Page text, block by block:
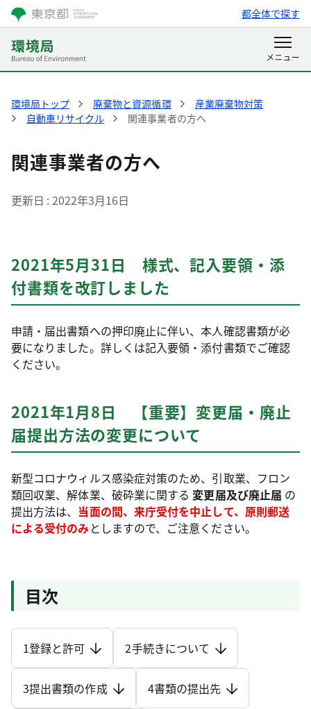
都全体で探す
環境局トップ 廃棄物と資源循環
産業廃棄物対策
自動車リサイクル
関連事業者の方へ
関連事業者の方へ
更新日 2022年3月16日
2021年5月31日 様式、記入要領・添
付書類を改訂しました
申請・届出書類への押印廃止に伴い、本人確認書類が必
要になりました。詳しくは記入要領・添付書類でご確認
ください。
2021年1月8日 【重要】変更届・廃止
届提出方法の変更について
新型コロナウィルス感染症対策のため、引取業、フロン
類回収業、解体業、破砕業に関する 変更届及び廃止届 の
提出方法は、 当面の間、来庁受付を中止して、原則郵送
による受付のみとしますので、ご注意ください。
目次
1登録と許可 2手続きについて
3提出書類の作成 4書類の提出先